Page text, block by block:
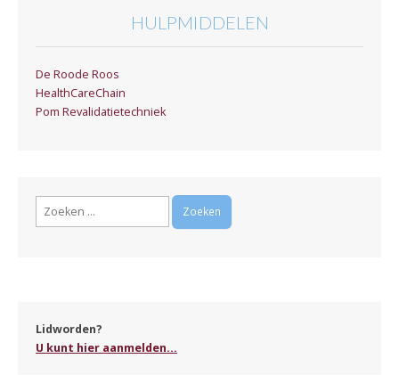
HULPMIDDELEN
De Roode Roos
HealthCareChain
Pom Revalidatietechniek
Zoeken
Lidworden?
U kunt hier aanmelden...